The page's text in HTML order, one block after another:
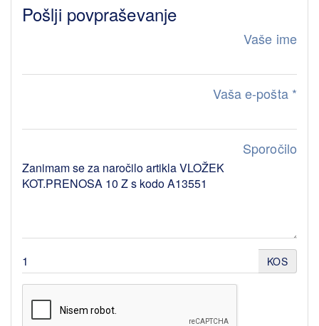
Pošlji povpraševanje
Vaše ime
Vaša e-pošta *
Sporočilo
KOS